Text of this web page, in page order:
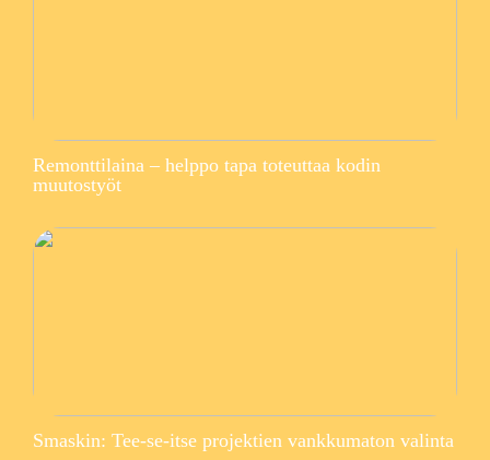
Remonttilaina – helppo tapa toteuttaa kodin
muutostyöt
Smaskin: Tee-se-itse projektien vankkumaton valinta